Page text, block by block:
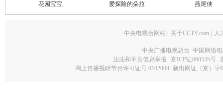
花园宝宝 爱探险的朵拉 燕尾侠
中央电视台网站 关于CCTV.com 人
中央广播电视总台 中国网络
违法和不良信息举报
京ICP证060535号
网上传播视听节目许可证号 0102004 新出网证（京）